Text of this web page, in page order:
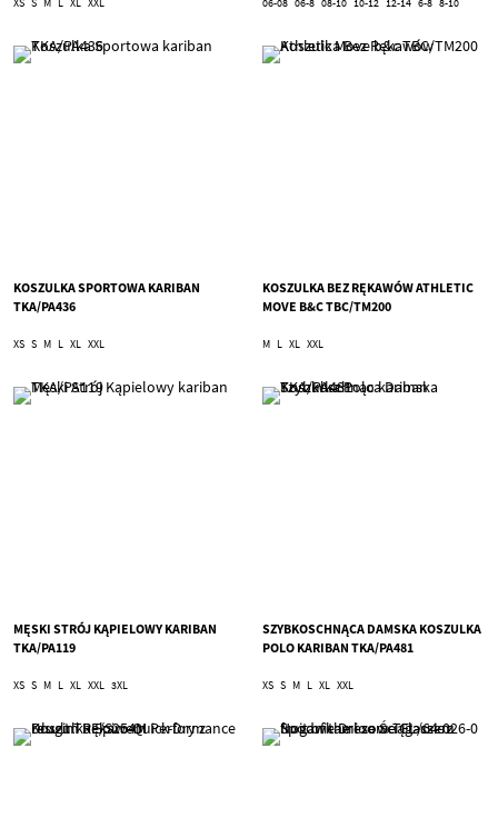
KOSZULKA SPORTOWA KARIBAN
TKA/PA436
XS S M L XL XXL
KOSZULKA BEZ RĘKAWÓW ATHLETIC
MOVE B&C TBC/TM200
M L XL XXL
MĘSKI STRÓJ KĄPIELOWY KARIBAN
TKA/PA119
XS S M L XL XXL 3XL
SZYBKOSCHNĄCA DAMSKA KOSZULKA
POLO KARIBAN TKA/PA481
XS S M L XL XXL